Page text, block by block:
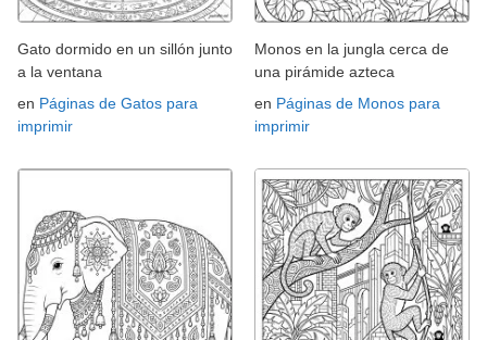
Gato dormido en un sillón junto
a la ventana
en Páginas de Gatos para
imprimir
Monos en la jungla cerca de
una pirámide azteca
en Páginas de Monos para
imprimir